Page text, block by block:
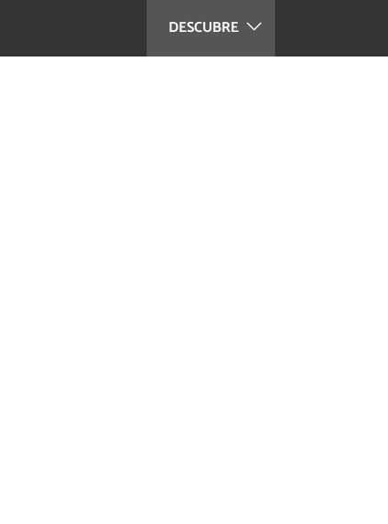
DESCUBRE